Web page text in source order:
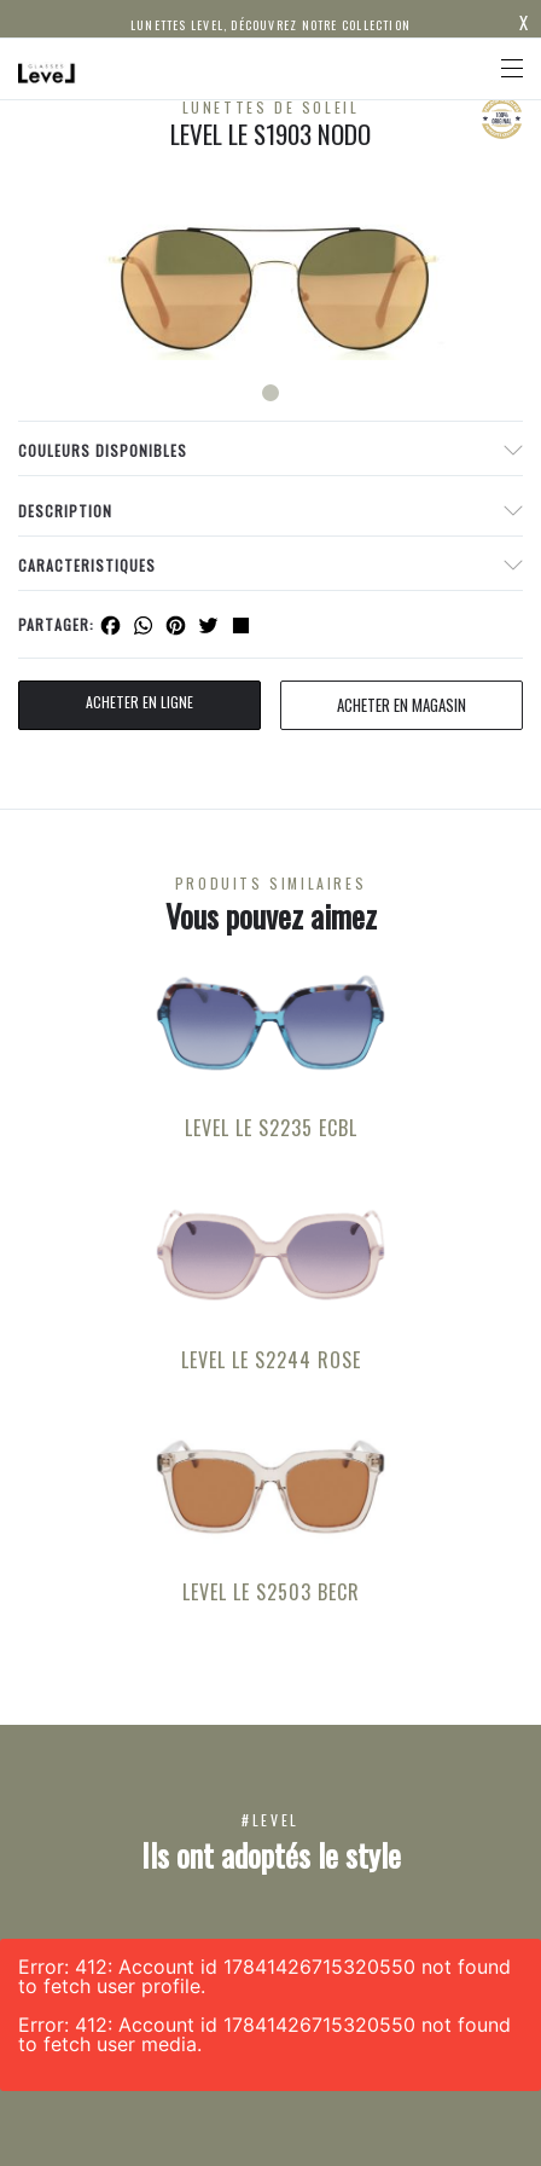
LUNETTES LEVEL, DÉCOUVREZ NOTRE COLLECTION X
LUNETTES DE SOLEIL
LEVEL LE S1903 NODO
COULEURS DISPONIBLES
DESCRIPTION
CARACTERISTIQUES
PARTAGER: Facebook
WhatsApp
Pinterest
Twitter
ACHETER EN LIGNE ACHETER EN MAGASIN
PRODUITS SIMILAIRES
Vous pouvez aimez
LEVEL LE S2235 ECBL
LEVEL LE S2244 ROSE
LEVEL LE S2503 BECR
#LEVEL
Ils ont adoptés le style
Error: 412: Account id 17841426715320550 not found
to fetch user profile.
Error: 412: Account id 17841426715320550 not found
to fetch user media.